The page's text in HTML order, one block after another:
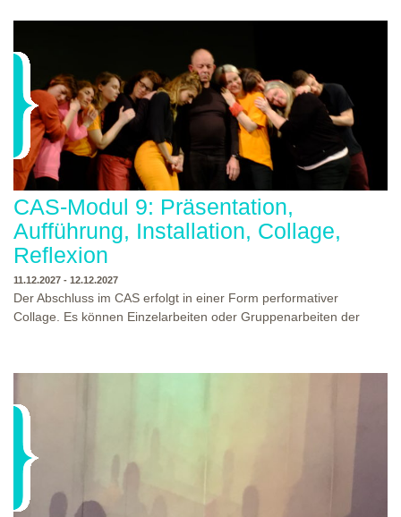
CAS-Modul 9: Präsentation,
Aufführung, Installation, Collage,
Reflexion
11.12.2027 - 12.12.2027
Der Abschluss im CAS erfolgt in einer Form performativer
Collage. Es können Einzelarbeiten oder Gruppenarbeiten der
Ausbildungsprogramm zu erleben. Die Studierenden des
oder Präsentation. Wir freuen uns über Begegnungen und
WO?